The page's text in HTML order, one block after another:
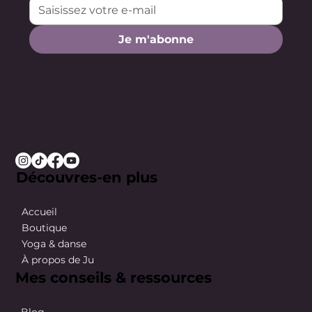
Je m'abonne
Découvres-en plus
Accueil
Boutique
Yoga & danse
À propos de Ju
Mes conseils & ressources